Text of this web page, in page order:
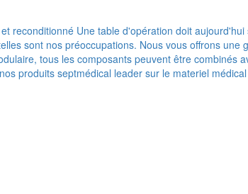
reconditionné Une table d'opération doit
sont nos préoccupations. Nous vous offrons
tous les composants peuvent être combinés
produits septmédical leader sur le materiel